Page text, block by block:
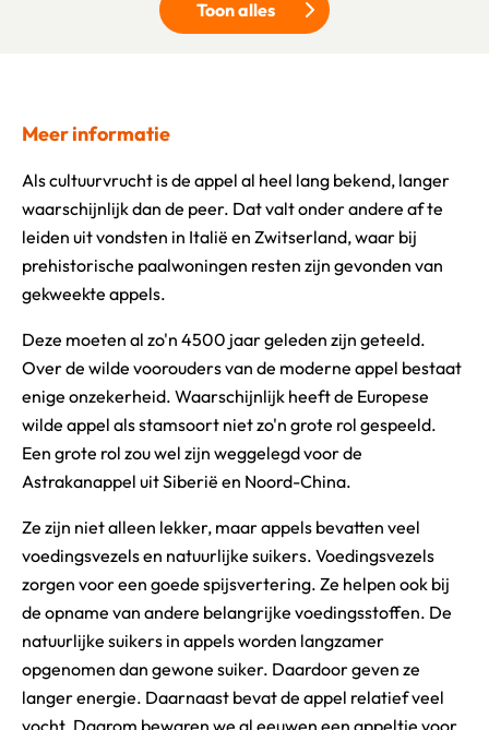
Toon alles
Klik om meer
Meer informatie
Als cultuurvrucht is de appel al heel lang bekend, langer
waarschijnlijk dan de peer. Dat valt onder andere af te
leiden uit vondsten in Italië en Zwitserland, waar bij
prehistorische paalwoningen resten zijn gevonden van
gekweekte appels.
Deze moeten al zo'n 4500 jaar geleden zijn geteeld.
Over de wilde voorouders van de moderne appel bestaat
enige onzekerheid. Waarschijnlijk heeft de Europese
wilde appel als stamsoort niet zo'n grote rol gespeeld.
Een grote rol zou wel zijn weggelegd voor de
Astrakanappel uit Siberië en Noord-China.
Ze zijn niet alleen lekker, maar appels bevatten veel
voedingsvezels en natuurlijke suikers. Voedingsvezels
zorgen voor een goede spijsvertering. Ze helpen ook bij
de opname van andere belangrijke voedingsstoffen. De
natuurlijke suikers in appels worden langzamer
opgenomen dan gewone suiker. Daardoor geven ze
langer energie. Daarnaast bevat de appel relatief veel
vocht. Daarom bewaren we al eeuwen een appeltje voor